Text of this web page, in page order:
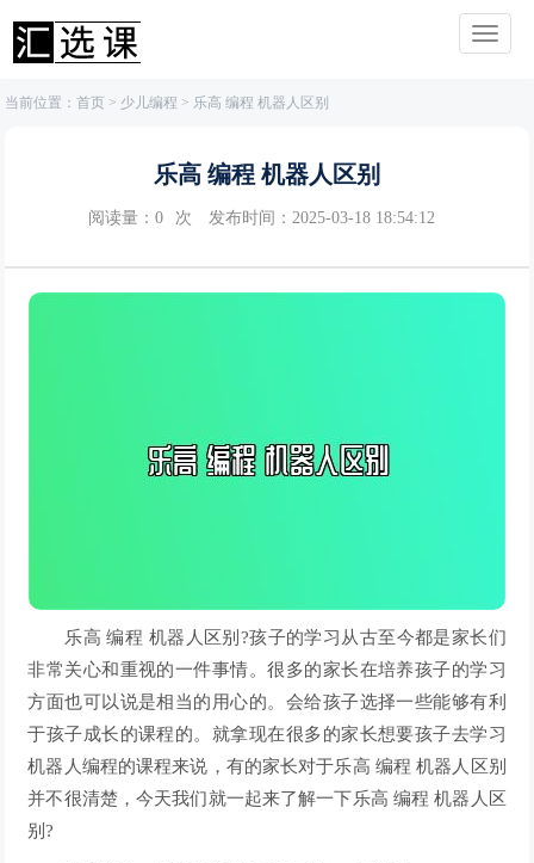
当前位置：首页 > 少儿编程 > 乐高 编程 机器人区别
乐高 编程 机器人区别
阅读量： 0 次 发布时间：2025-03-18 18:54:12
乐高 编程 机器人区别?孩子的学习从古至今都是家长们
非常关心和重视的一件事情。很多的家长在培养孩子的学习
方面也可以说是相当的用心的。会给孩子选择一些能够有利
于孩子成长的课程的。就拿现在很多的家长想要孩子去学习
机器人编程的课程来说，有的家长对于乐高 编程 机器人区别
并不很清楚，今天我们就一起来了解一下乐高 编程 机器人区
别?